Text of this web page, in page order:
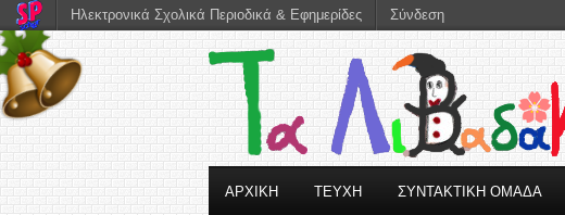
ΑΡΧΙΚΗ ΤΕΥΧΗ ΣΥΝΤΑΚΤΙΚΗ ΟΜΑΔΑ
Ηλεκτρονικά Σχολικά Περιοδικά & Εφημερίδες Σύνδεση